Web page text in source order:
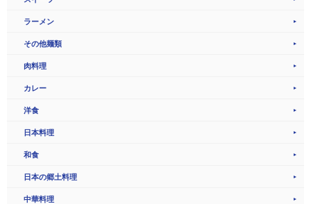
ラーメン
その他麺類
肉料理
カレー
洋食
日本料理
和食
日本の郷土料理
中華料理